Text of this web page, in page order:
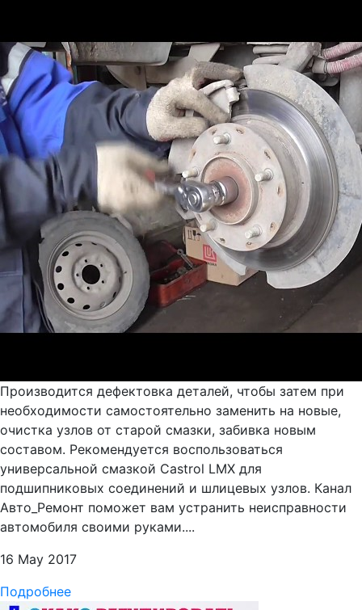
Производится дефектовка деталей, чтобы затем при
необходимости самостоятельно заменить на новые,
очистка узлов от старой смазки, забивка новым
составом. Рекомендуется воспользоваться
универсальной смазкой Castrol LMX для
подшипниковых соединений и шлицевых узлов. Канал
Авто_Ремонт поможет вам устранить неисправности
автомобиля своими руками....
16 May 2017
Подробнее